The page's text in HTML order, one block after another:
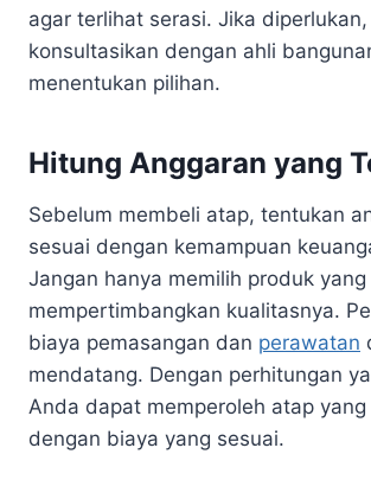
agar terlihat serasi. Jika diperlukan,
konsultasikan dengan ahli
menentukan pilihan.
Hitung Anggaran yang
Sebelum membeli atap, tentukan
sesuai dengan kemampuan
Jangan hanya memilih produk
mempertimbangkan kualitasnya.
biaya pemasangan dan perawatan
mendatang. Dengan perhitungan
Anda dapat memperoleh atap
dengan biaya yang sesuai.